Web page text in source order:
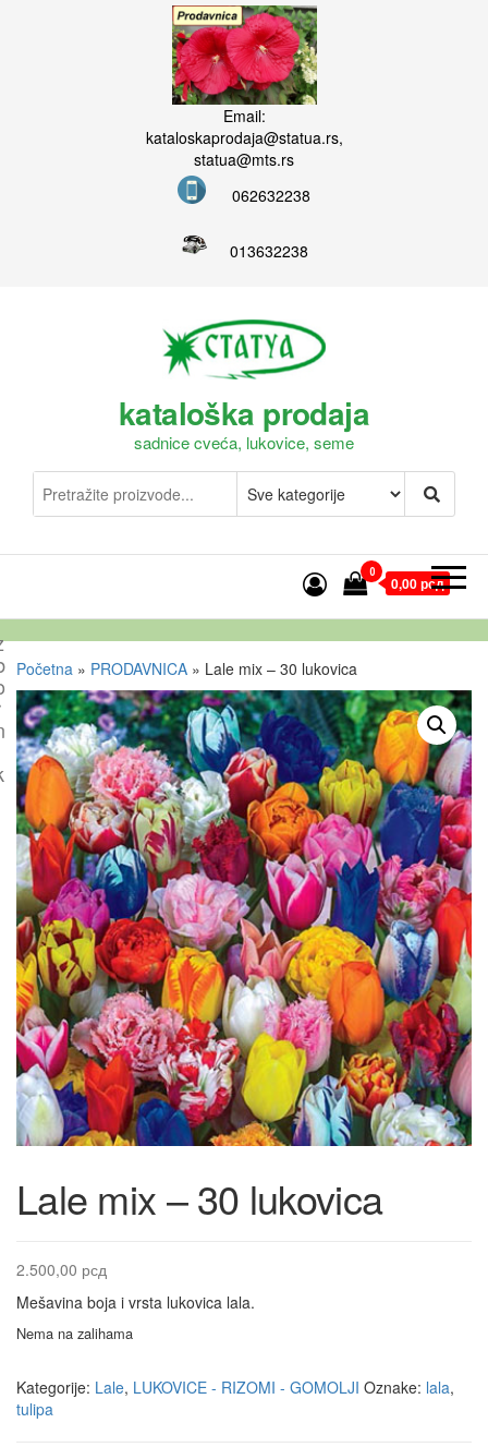
Email:
kataloskaprodaja@statua.rs,
statua@mts.rs
062632238
013632238
kataloška prodaja
sadnice cveća, lukovice, seme
0
0,00 рсд
Početna » PRODAVNICA » Lale mix – 30 lukovica
Lale mix – 30 lukovica
2.500,00 рсд
Mešavina boja i vrsta lukovica lala.
Nema na zalihama
Kategorije: Lale, LUKOVICE - RIZOMI - GOMOLJI Oznake: lala,
tulipa